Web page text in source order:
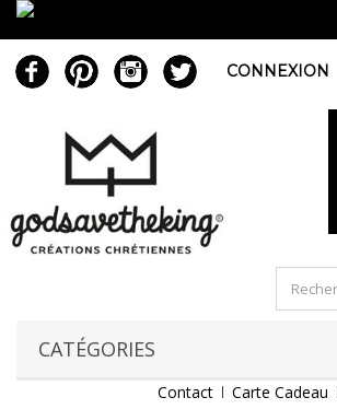
CONNEXION
CATÉGORIES
Contact Carte Cadeau